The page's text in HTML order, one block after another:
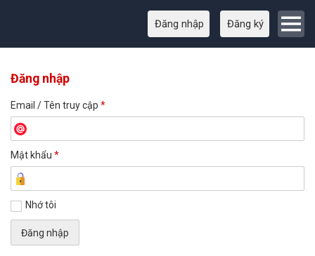
Đăng nhập Đăng ký
Đăng nhập
Email / Tên truy cập *
Mật khẩu *
Nhớ tôi